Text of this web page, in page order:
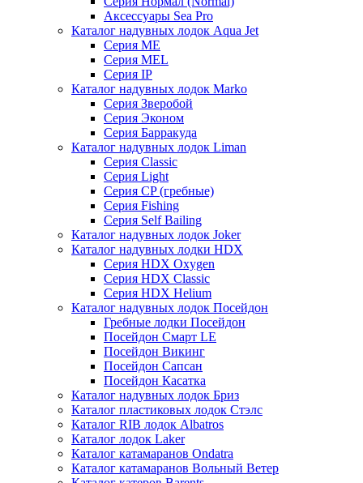
Аксессуары Sea Pro
Каталог надувных лодок Aqua Jet
Серия ME
Серия MEL
Серия IP
Каталог надувных лодок Marko
Серия Зверобой
Серия Эконом
Серия Барракуда
Каталог надувных лодок Liman
Серия Classic
Серия Light
Серия CP (гребные)
Серия Fishing
Серия Self Bailing
Каталог надувных лодок Joker
Каталог надувных лодки HDX
Серия HDX Oxygen
Серия HDX Classic
Серия HDX Helium
Каталог надувных лодок Посейдон
Гребные лодки Посейдон
Посейдон Смарт LE
Посейдон Викинг
Посейдон Сапсан
Посейдон Касатка
Каталог надувных лодок Бриз
Каталог пластиковых лодок Стэлс
Каталог RIB лодок Albatros
Каталог лодок Laker
Каталог катамаранов Ondatra
Каталог катамаранов Вольный Ветер